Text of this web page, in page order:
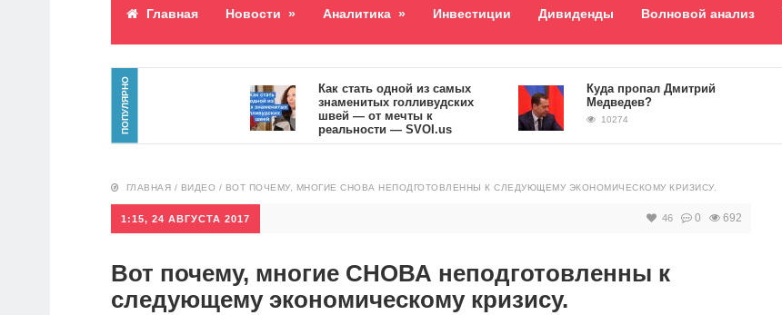
Главная Новости » Аналитика » Инвестиции Дивиденды Волновой анализ
ПОПУЛЯРНО
Как стать одной из самых
знаменитых голливудских
швей — от мечты к
реальности — SVOI.us
10554
Куда пропал Дмитрий
Медведев?
10274
ГЛАВНАЯ / ВИДЕО / ВОТ ПОЧЕМУ, МНОГИЕ СНОВА НЕПОДГОТОВЛЕННЫ К СЛЕДУЮЩЕМУ ЭКОНОМИЧЕСКОМУ КРИЗИСУ.
1:15, 24 АВГУСТА 2017 46 0 692
Вот почему, многие СНОВА неподготовленны к
следующему экономическому кризису.